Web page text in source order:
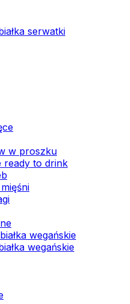
serwatki
w proszku
ready to drink
wegańskie
wegańskie